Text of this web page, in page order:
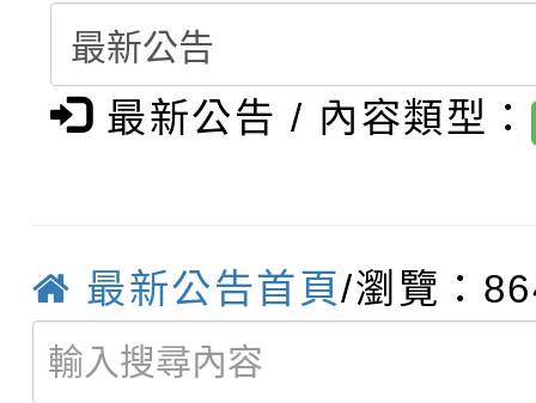
結果(第3招)
程資訊」、「暑期親子
「祖孫樂淘桃」、「愛
絕-親子共學同樂會」
報，惠請貴機關(學校)
宣導。
「校園短影音徵選活動
員」簡章及活動海報，
115學年度新生訓練注
115學年度新生補報到
學年度第1學期第7次代
結果(第10招)
【甄選結果(第2招)】
學年度第1學期第9次代
轉知：本市公務人員協
最新公告 / 內容類型：
最新公告首頁/瀏覽：